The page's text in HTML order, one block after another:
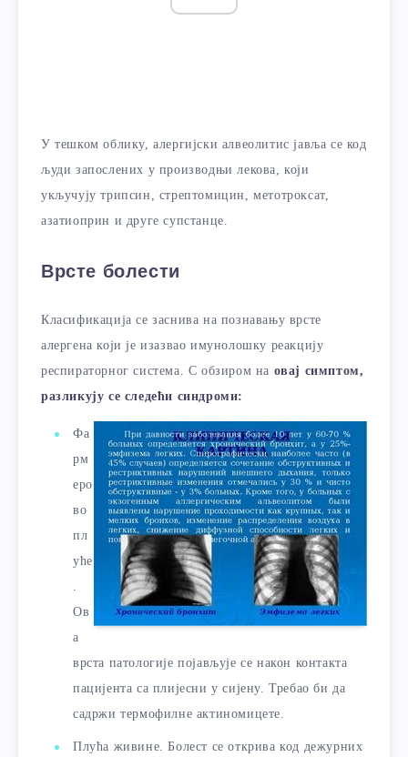
У тешком облику, алергијски алвеолитис јавља се код
људи запослених у производњи лекова, који
укључују трипсин, стрептомицин, метотроксат,
азатиоприн и друге супстанце.
Врсте болести
Класификација се заснива на познавању врсте
алергена који је изазвао имунолошку реакцију
респираторног система. С обзиром на овај симптом,
разликују се следећи синдроми:
Фа
рм
еро
во
пл
уће
Ов
а
врста патологије појављује се након контакта
пацијента са плијесни у сијену. Требао би да
садржи термофилне актиномицете.
Плућа живине. Болест се открива код дежурних